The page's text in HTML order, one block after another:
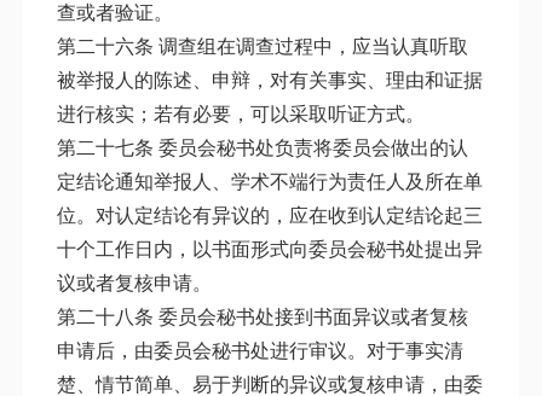
查或者验证。
第二十六条 调查组在调查过程中，应当认真听取
被举报人的陈述、申辩，对有关事实、理由和证据
进行核实；若有必要，可以采取听证方式。
第二十七条 委员会秘书处负责将委员会做出的认
定结论通知举报人、学术不端行为责任人及所在单
位。对认定结论有异议的，应在收到认定结论起三
十个工作日内，以书面形式向委员会秘书处提出异
议或者复核申请。
第二十八条 委员会秘书处接到书面异议或者复核
申请后，由委员会秘书处进行审议。对于事实清
楚、情节简单、易于判断的异议或复核申请，由委